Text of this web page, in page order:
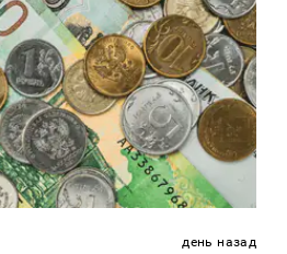
день назад